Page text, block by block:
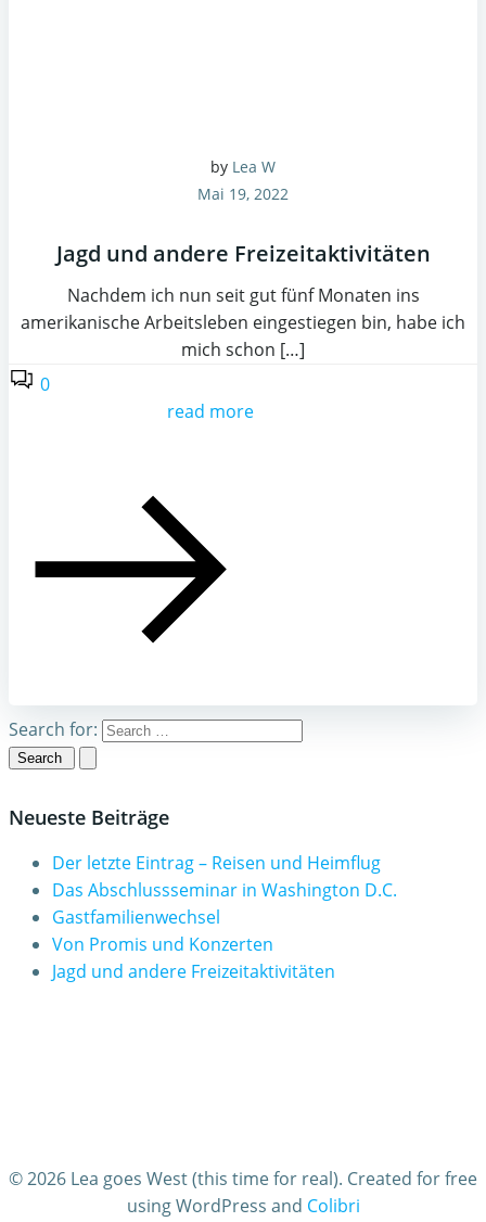
by Lea W
Mai 19, 2022
Jagd und andere Freizeitaktivitäten
Nachdem ich nun seit gut fünf Monaten ins
amerikanische Arbeitsleben eingestiegen bin, habe ich
mich schon […]
0
read more
Search for:
Neueste Beiträge
Der letzte Eintrag – Reisen und Heimflug
Das Abschlussseminar in Washington D.C.
Gastfamilienwechsel
Von Promis und Konzerten
Jagd und andere Freizeitaktivitäten
© 2026 Lea goes West (this time for real). Created for free
using WordPress and Colibri